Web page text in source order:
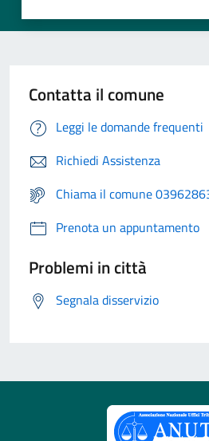
Contatta il comune
Leggi le domande frequenti
Richiedi Assistenza
Chiama il comune
Prenota un appuntamento
Problemi in città
Segnala disservizio